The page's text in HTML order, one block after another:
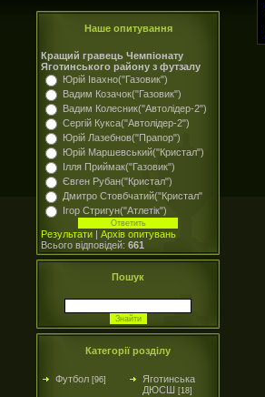
Наше опитування
Кращий гравець Чемпіонату
Яготинського району з футзалу
Юрій Івахно("Газовик")
Вадим Козачок("Газовик")
Вадим Колесник("Автолідер-2")
Сергій Кукса("Автолідер-2")
Юрій Лазебнов("Прапор")
Юрій Маршевський("Кристал")
Ілля Приймак("Газовик")
Євген Рубан("Кристал")
Дмитро Стовбчатий("Кристал"
Ігор Стригун("Атлетік")
Результати | Архів опитувань
Всього відповідей: 661
Пошук
Категорії розділу
Футбол [96]
Яготинська
ДЮСШ [18]